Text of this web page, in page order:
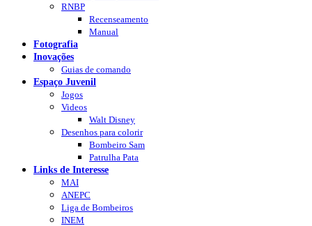
RNBP
Recenseamento
Manual
Fotografia
Inovações
Guias de comando
Espaço Juvenil
Jogos
Videos
Walt Disney
Desenhos para colorir
Bombeiro Sam
Patrulha Pata
Links de Interesse
MAI
ANEPC
Liga de Bombeiros
INEM